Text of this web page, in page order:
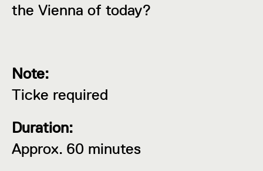
the Vienna of today?
Note:
Ticke required
Duration:
Approx. 60 minutes